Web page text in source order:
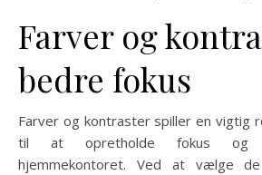
Farver og
bedre fokus
Farver og kontraster spiller en vigtig
til at opretholde fokus og
hjemmekontoret. Ved at vælge